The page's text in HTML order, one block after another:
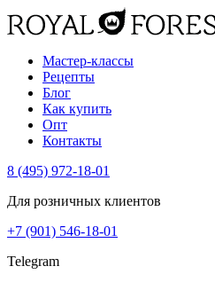
Мастер-классы
Рецепты
Блог
Как купить
Опт
Контакты
8 (495) 972-18-01
Для розничных клиентов
+7 (901) 546-18-01
Telegram